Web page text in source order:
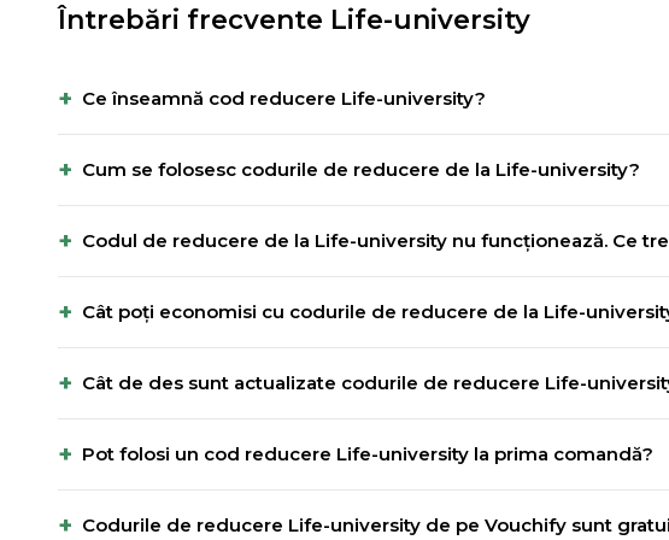
Întrebări frecvente Life-university
+ Ce înseamnă cod reducere Life-university?
+ Cum se folosesc codurile de reducere de la Life-university?
+ Codul de reducere de la Life-university nu funcționează. Ce
+ Cât poți economisi cu codurile de reducere de la Life-
+ Cât de des sunt actualizate codurile de reducere Life-
+ Pot folosi un cod reducere Life-university la prima comandă?
+ Codurile de reducere Life-university de pe Vouchify sunt